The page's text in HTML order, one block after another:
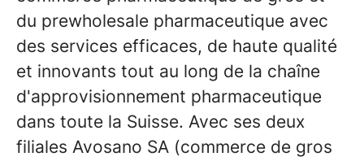
du prewholesale pharmaceutique avec
des services efficaces, de haute qualité
et innovants tout au long de la chaîne
d'approvisionnement pharmaceutique
dans toute la Suisse. Avec ses deux
filiales Avosano SA (commerce de gros